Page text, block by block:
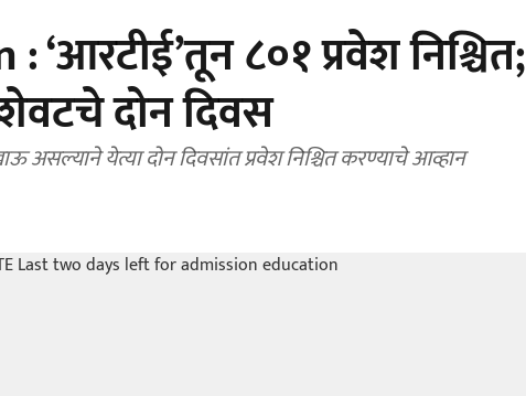
‘आरटीई’तून ८०१ प्रवेश निश्चित;
दोन दिवस
असल्याने येत्या दोन दिवसांत प्रवेश निश्चित करण्याचे आव्हान